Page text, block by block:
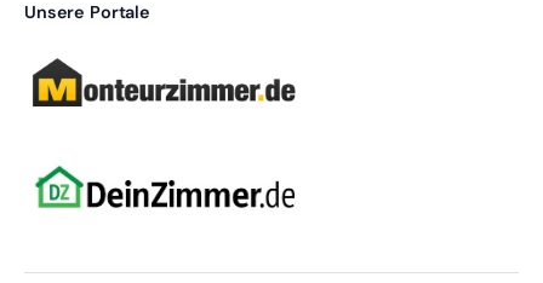
Unsere Portale